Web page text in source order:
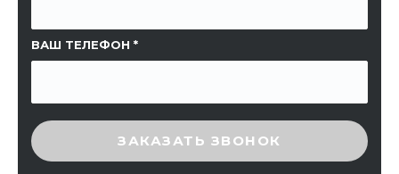
ВАШ ТЕЛЕФОН
ВВЕДИТЕ ПРОВЕРОЧНЫЙ КОД
ЗАКАЗАТЬ ЗВОНОК